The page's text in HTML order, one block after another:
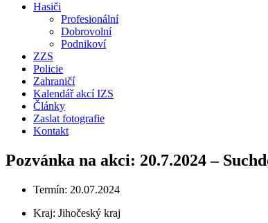
Hasiči
Profesionální
Dobrovolní
Podnikoví
ZZS
Policie
Zahraničí
Kalendář akcí IZS
Články
Zaslat fotografie
Kontakt
Pozvánka na akci: 20.7.2024 –
Termín: 20.07.2024
Kraj: Jihočeský kraj